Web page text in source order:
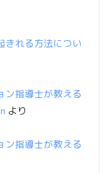
きれる方法につい
ン指導士が教える
より
ン指導士が教える